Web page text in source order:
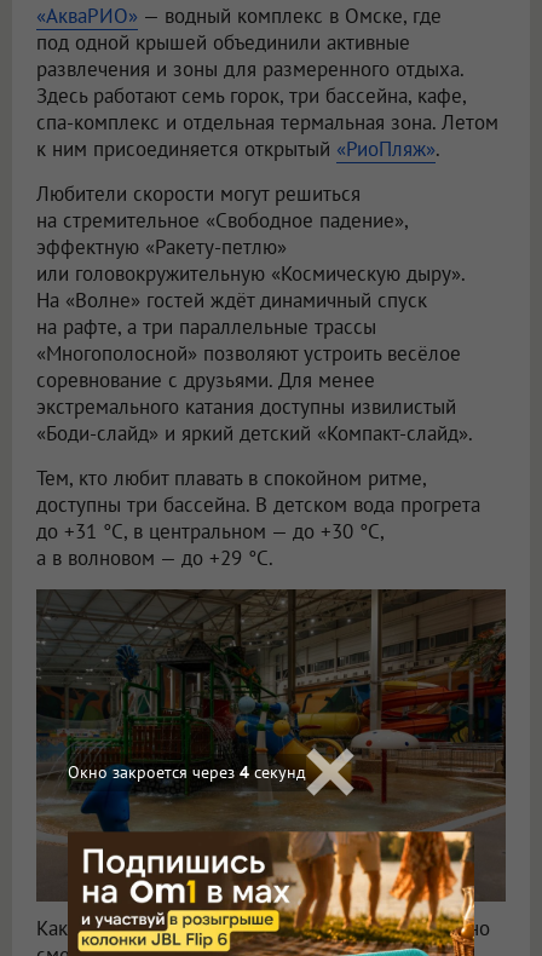
«АкваРИО» — водный комплекс в Омске, где
под одной крышей объединили активные
развлечения и зоны для размеренного отдыха.
Здесь работают семь горок, три бассейна, кафе,
спа-комплекс и отдельная термальная зона. Летом
к ним присоединяется открытый «РиоПляж».
Любители скорости могут решиться
на стремительное «Свободное падение»,
эффектную «Ракету-петлю»
или головокружительную «Космическую дыру».
На «Волне» гостей ждёт динамичный спуск
на рафте, а три параллельные трассы
«Многополосной» позволяют устроить весёлое
соревнование с друзьями. Для менее
экстремального катания доступны извилистый
«Боди-слайд» и яркий детский «Компакт-слайд».
Тем, кто любит плавать в спокойном ритме,
доступны три бассейна. В детском вода прогрета
до +31 °C, в центральном — до +30 °C,
а в волновом — до +29 °C.
Какой отдых без спа и терм? В«АкваРИО»можно
Окно закроется через 2секунд